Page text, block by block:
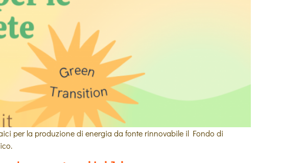
per la produzione di energia da fonte rinnovabile il Fondo di